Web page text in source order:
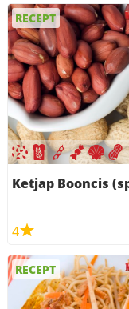
RECEPT
Ketjap Booncis
4
RECEPT